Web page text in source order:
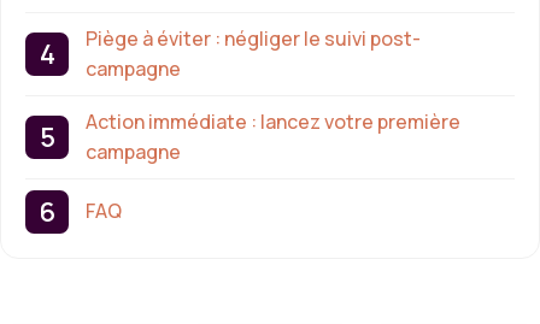
Piège à éviter : négliger le suivi post-
campagne
Action immédiate : lancez votre première
campagne
FAQ